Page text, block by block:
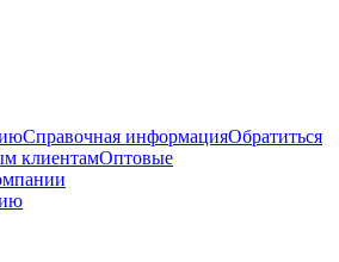
Справочная информацияОбратиться
клиентамОптовые